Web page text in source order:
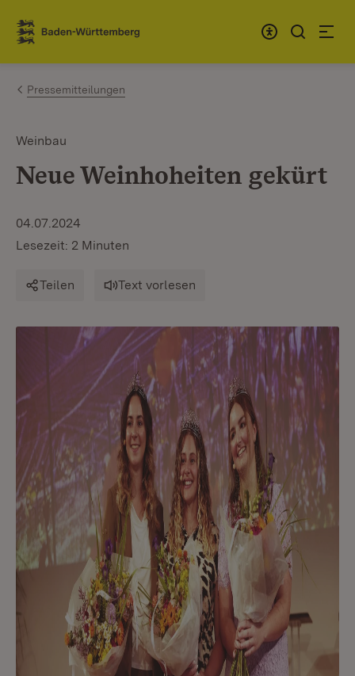
Zum Inhalt springen
Link zur Startseite
Pressemitteilungen
Weinbau
Neue Weinhoheiten gekürt
04.07.2024
Lesezeit: 2 Minuten
Teilen Text vorlesen